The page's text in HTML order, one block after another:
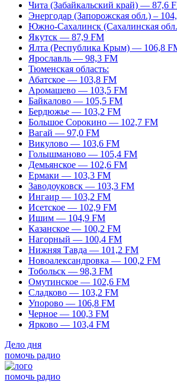
Чита (Забайкальский край) — 87,6
Энергодар (Запорожская обл.) –
Южно-Сахалинск (Сахалинская
Якутск — 87,9 FM
Ялта (Республика Крым) — 106,8
Ярославль — 98,3 FM
Тюменская область:
Абатское — 103,8 FM
Аромашево — 103,5 FM
Байкалово — 105,5 FM
Бердюжье — 103,2 FM
Большое Сорокино — 102,7 FM
Вагай — 97,0 FM
Викулово — 103,6 FM
Голышманово — 105,4 FM
Демьянское — 102,6 FM
Ермаки — 103,3 FM
Заводоуковск — 103,3 FM
Ингаир — 103,2 FM
Исетское — 102,9 FM
Ишим — 104,9 FM
Казанское — 100,2 FM
Нагорный — 100,4 FM
Нижняя Тавда — 101,2 FM
Новоалександровка — 100,2 FM
Тобольск — 98,3 FM
Омутинское — 102,6 FM
Сладково — 103,2 FM
Упорово — 106,8 FM
Черное — 100,3 FM
Ярково — 103,4 FM
Дело дня
помочь радио
помочь радио